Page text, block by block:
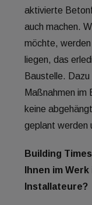
aktivierte
auch machen.
möchte,
liegen, das
Baustelle.
Maßnahmen im
keine
geplant werden
Building
Ihnen im
Installateure?